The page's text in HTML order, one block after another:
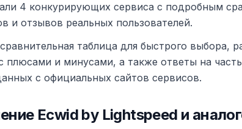
4 конкурирующих сервиса с подробным
и отзывов реальных пользователей.
таблица для быстрого выбора,
плюсами и минусами, а также ответы на
с официальных сайтов сервисов.
Ecwid by Lightspeed и